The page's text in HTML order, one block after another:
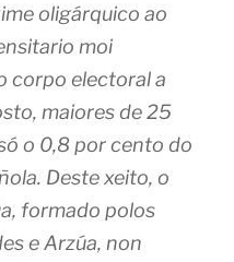
oligárquico ao
moi
corpo electoral a
maiores de 25
o 0,8 por cento do
Deste xeito, o
formado polos
e Arzúa, non